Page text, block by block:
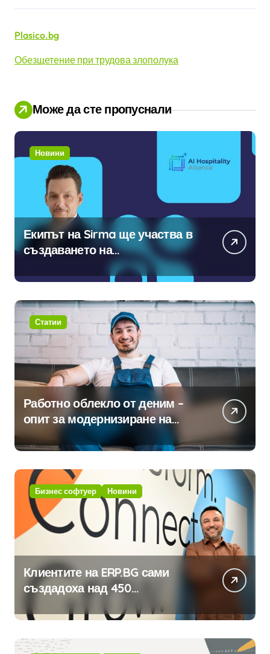
Plasico.bg
Обезщетение при трудова злополука
Може да сте пропуснали
Новини
Екипът на Sirma ще участва в
създаването на
международните стандарти за
навлизане на изкуствен
интелект в хотелиерството
Статии
Работно облекло от деним –
опит за модернизиране на
традицията
Бизнес софтуер Новини
Клиентите на ERP.BG сами
създадоха над 450
приложения за ERP системата
с помощта на вградения в нея
изкуствен интелект